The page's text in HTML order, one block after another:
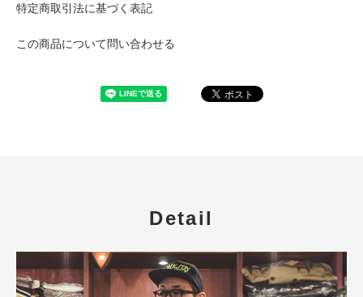
特定商取引法に基づく表記
この商品について問い合わせる
Detail